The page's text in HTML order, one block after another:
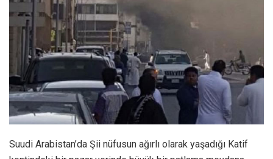
Suudi Arabistan’da Şii nüfusun ağırlı olarak yaşadığı Katif